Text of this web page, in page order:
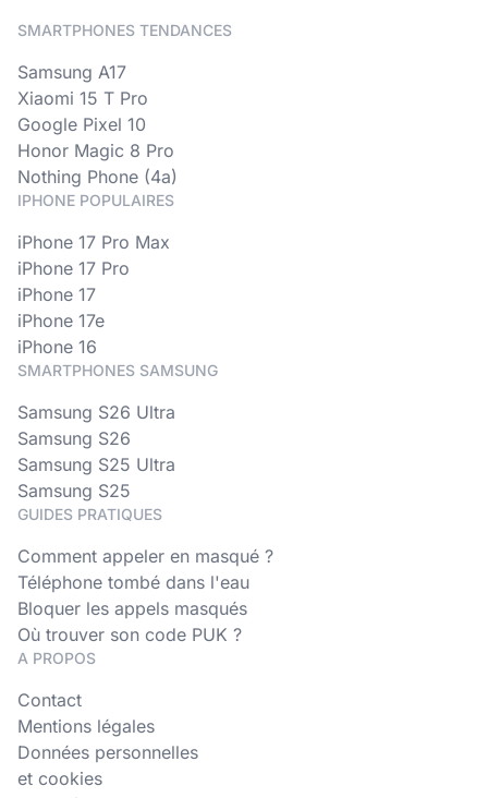
SMARTPHONES TENDANCES
Samsung A17
Xiaomi 15 T Pro
Google Pixel 10
Honor Magic 8 Pro
Nothing Phone (4a)
IPHONE POPULAIRES
iPhone 17 Pro Max
iPhone 17 Pro
iPhone 17
iPhone 17e
iPhone 16
SMARTPHONES SAMSUNG
Samsung S26 Ultra
Samsung S26
Samsung S25 Ultra
Samsung S25
GUIDES PRATIQUES
Comment appeler en masqué ?
Téléphone tombé dans l'eau
Bloquer les appels masqués
Où trouver son code PUK ?
A PROPOS
Contact
Mentions légales
Données personnelles
et cookies